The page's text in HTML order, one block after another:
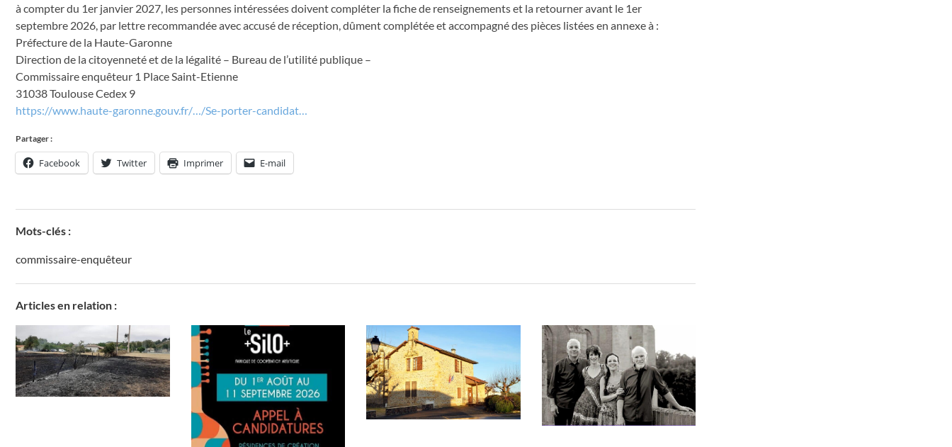
à compter du 1er janvier 2027, les personnes intéressées doivent compléter la fiche de renseignements et la retourner avant le 1er
septembre 2026, par lettre recommandée avec accusé de réception, dûment complétée et accompagné des pièces listées en annexe à :
Préfecture de la Haute-Garonne
Direction de la citoyenneté et de la légalité – Bureau de l’utilité publique –
Commissaire enquêteur 1 Place Saint-Etienne
31038 Toulouse Cedex 9
https://www.haute-garonne.gouv.fr/…/Se-porter-candidat…
Partager :
Facebook Twitter Imprimer E-mail
Mots-clés :
commissaire-enquêteur
Articles en relation :